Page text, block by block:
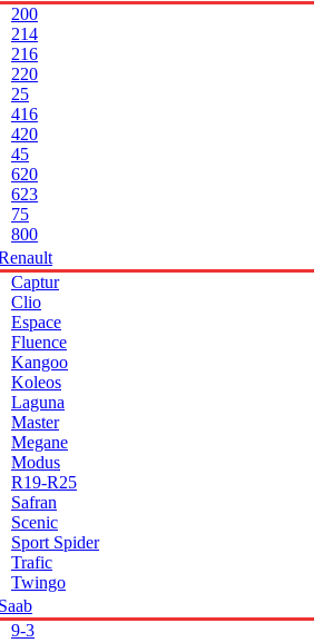
200
214
216
220
25
416
420
45
620
623
75
800
Captur
Clio
Espace
Fluence
Kangoo
Koleos
Laguna
Master
Megane
Modus
R19-R25
Safran
Scenic
Sport Spider
Trafic
Twingo
Saab
9-3